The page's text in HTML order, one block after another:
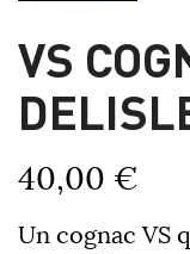
VS
40,00 €
Un cognac VS